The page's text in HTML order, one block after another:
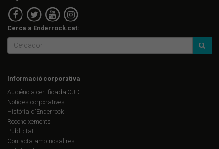
Cerca a Enderrock.cat:
Informació corporativa
Audiència certificada OJD
Notícies corporatives
Història d'Enderrock
Reconeixements
Publicitat
Contacta amb nosaltres